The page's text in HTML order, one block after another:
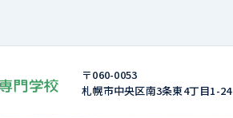
〒060-0053
札幌市中央区南3条東4丁⽬1-24